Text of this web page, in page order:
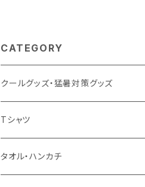
CATEGORY
クールグッズ・猛暑対策グッズ
扇風機
うちわ
Tシャツ
カスタムプリントTシャツ（国内プリント）
タオル・ハンカチ